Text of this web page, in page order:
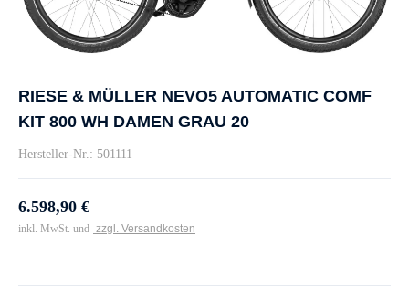
RIESE & MÜLLER NEVO5 AUTOMATIC COMF
KIT 800 WH DAMEN GRAU 20
Hersteller-Nr.: 501111
6.598,90 €
inkl. MwSt. und zzgl. Versandkosten